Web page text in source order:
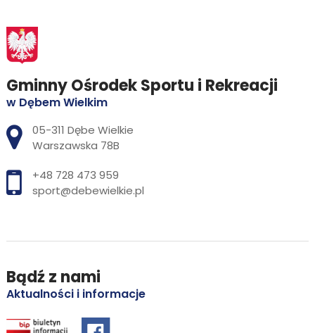
Gminny Ośrodek Sportu i Rekreacji
w Dębem Wielkim
Adres pocztowy:
05-311 Dębe Wielkie
Warszawska 78B
+48 728 473 959
sport@debewielkie.pl
Bądź z nami
Aktualności i informacje